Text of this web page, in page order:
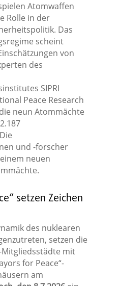
Atomwaffen
Rolle in der
Das
scheint
von
des
SIPRI
Peace Research
neun Atommächte
und -forscher
neuen
setzen Zeichen
des nuklearen
setzen die
Mitgliedsstädte mit
for Peace“-
am